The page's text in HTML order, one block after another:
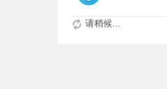
请稍候...